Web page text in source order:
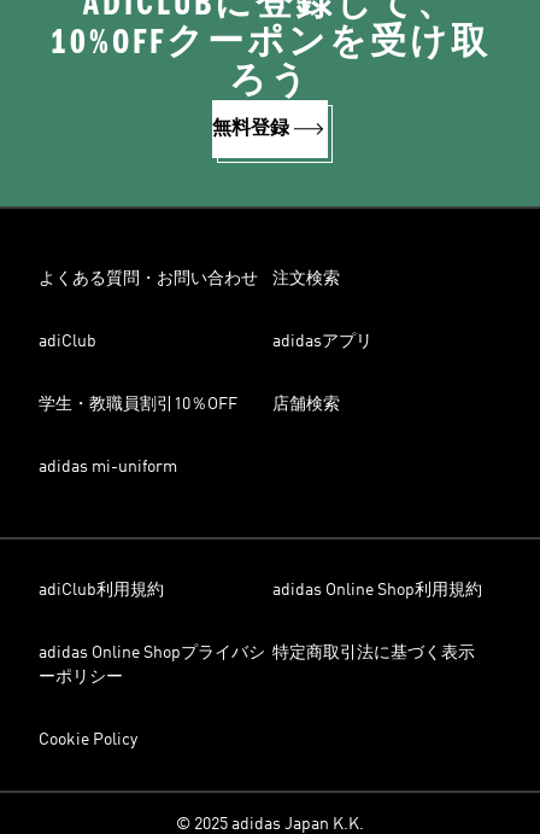
10%OFFクーポンを受け取
ろう
無料登録
よくある質問・お問い合わせ 注文検索
adiClub adidasアプリ
学生・教職員割引10％OFF 店舗検索
adidas mi-uniform
adiClub利用規約 adidas Online Shop利用規約
adidas Online Shopプライバシ
ーポリシー
特定商取引法に基づく表示
Cookie Policy
© 2025 adidas Japan K.K.